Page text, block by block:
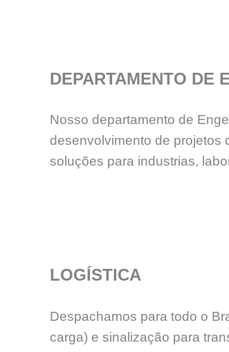
DEPARTAMENTO DE
Nosso departamento de
desenvolvimento de projetos
soluções para industrias,
LOGÍSTICA
Despachamos para todo o
carga) e sinalização para